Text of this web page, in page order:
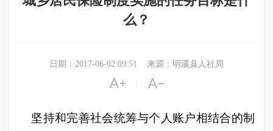
么？
日期：2017-06-02 09:51 来源：明溪县人社局
 
坚持和完善社会统筹与个人账户相结合的制